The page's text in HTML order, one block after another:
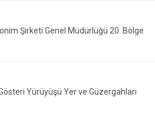
Şirketi Genel Müdürlüğü 20. Bölge
Yürüyüşü Yer ve Güzergahları